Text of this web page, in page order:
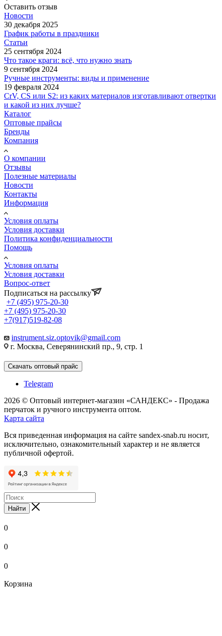
Оставить отзыв
Новости
30 декабря 2025
График работы в праздники
Статьи
25 сентября 2024
Что такое краги: всё, что нужно знать
9 сентября 2024
Ручные инструменты: виды и применение
19 февраля 2024
CrV, CS или S2: из каких материалов изготавливают отвертки
и какой из них лучше?
Каталог
Оптовые прайсы
Бренды
Компания
О компании
Отзывы
Полезные материалы
Новости
Контакты
Информация
Условия оплаты
Условия доставки
Политика конфиденциальности
Помощь
Условия оплаты
Условия доставки
Вопрос-ответ
Подписаться на рассылку
+7 (495) 975-20-30
+7 (495) 975-20-30
+7(917)519-82-08
instrument.siz.optovik@gmail.com
г. Москва, Северянинский пр., 9, стр. 1
Скачать оптовый прайс
Telegram
2026 © Оптовый интернет-магазин «САНДЕКС» - Продажа
перчаток и ручного инструмента оптом.
Карта сайта
Вся приведенная информация на сайте sandex-snab.ru носит,
исключительно, ознакомительный характер и не является
публичной офертой.
Найти
0
0
0
Корзина